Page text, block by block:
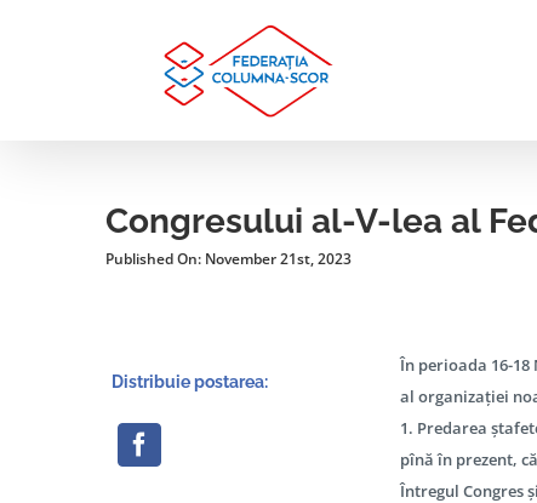
Congresului al-V-lea al
Published On: November 21st, 2023
Distribuie postarea:
În perioada 16-
al organizației
1. Predarea
pînă în prezent,
Întregul Congres